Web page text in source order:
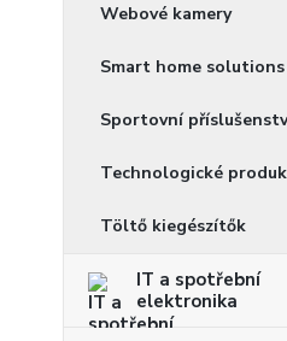
Webové kamery
Smart home solutions
Sportovní
Technologické
Töltő kiegészítők
IT a spotřební
elektronika